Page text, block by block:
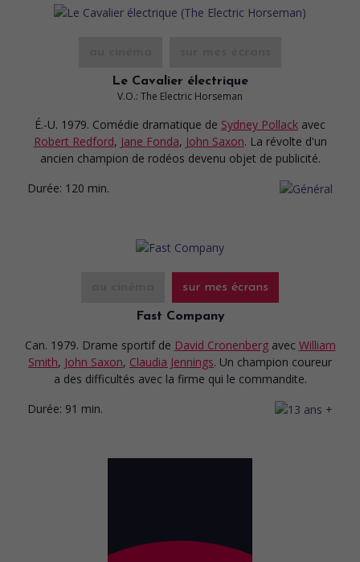
Le Cavalier électrique
V.O.: The Electric Horseman
É.-U. 1979. Comédie dramatique de Sydney Pollack avec
Robert Redford, Jane Fonda, John Saxon. La révolte d'un
ancien champion de rodéos devenu objet de publicité.
Durée: 120 min.
sur mes écrans
Fast Company
Can. 1979. Drame sportif de David Cronenberg avec William
Smith, John Saxon, Claudia Jennings. Un champion coureur
a des difficultés avec la firme qui le commandite.
Durée: 91 min.